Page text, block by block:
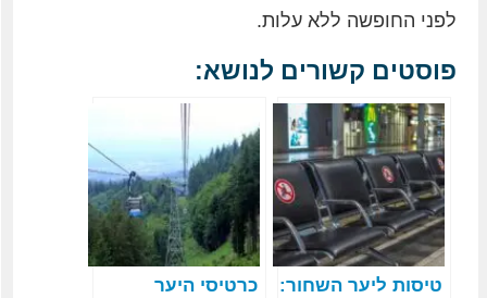
לפני החופשה ללא עלות.
פוסטים קשורים לנושא:
טיסות ליער השחור:
כרטיסי היער